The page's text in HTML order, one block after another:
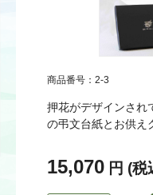
商品番号：2-3
押花がデザインされ
の弔文台紙とお供え
15,070 円 (税